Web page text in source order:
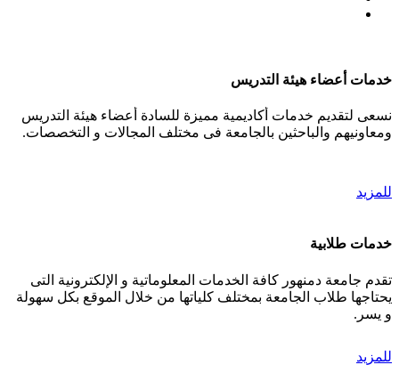
خدمات أعضاء هيئة التدريس
نسعى لتقديم خدمات أكاديمية مميزة للسادة أعضاء هيئة التدريس
ومعاونيهم والباحثين بالجامعة فى مختلف المجالات و التخصصات.
للمزيد
خدمات طلابية
تقدم جامعة دمنهور كافة الخدمات المعلوماتية و الإلكترونية التى
يحتاجها طلاب الجامعة بمختلف كلياتها من خلال الموقع بكل سهولة
و يسر.
للمزيد